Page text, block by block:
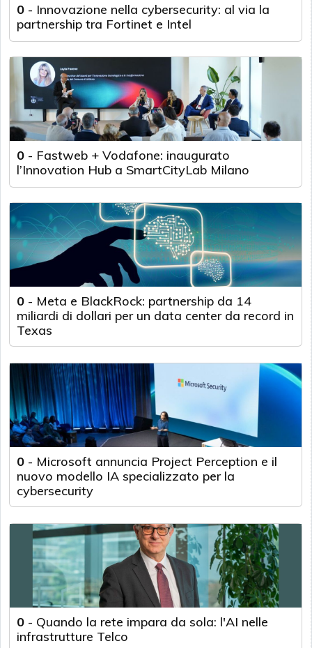
0 - Innovazione nella cybersecurity: al via la
partnership tra Fortinet e Intel
0 - Fastweb + Vodafone: inaugurato
l’Innovation Hub a SmartCityLab Milano
0 - Meta e BlackRock: partnership da 14
miliardi di dollari per un data center da record in
Texas
0 - Microsoft annuncia Project Perception e il
nuovo modello IA specializzato per la
cybersecurity
0 - Quando la rete impara da sola: l'AI nelle
infrastrutture Telco